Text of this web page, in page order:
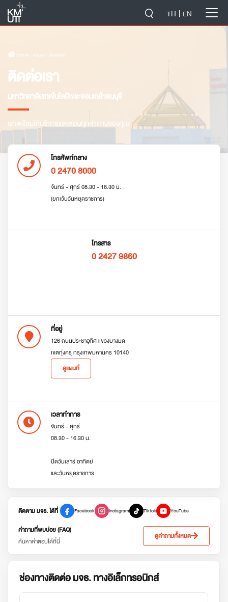
TH EN
Home › About › ติดต่อเรา
ติดต่อเรา
มหาวิทยาลัยเทคโนโลยีพระจอมเกล้าธนบุรี
เราพร้อมให้บริการและตอบทุกคำถามของคุณ
โทรศัพท์กลาง
0 2470 8000
จันทร์ - ศุกร์ 08.30 - 16.30 น.
(ยกเว้นวันหยุดราชการ)
โทรสาร
0 2427 9860
ที่อยู่
126 ถนนประชาอุทิศ แขวงบางมด
เขตทุ่งครุ กรุงเทพมหานคร 10140
ดูแผนที่
เวลาทำการ
จันทร์ - ศุกร์
08.30 - 16.30 น.
ปิดวันเสาร์ อาทิตย์
และวันหยุดราชการ
ติดตาม มจธ. ได้ที่ Facebook Instagram Tiktok YouTube
คำถามที่พบบ่อย (FAQ)
ค้นหาคำตอบได้ที่นี่
ดูคำถามทั้งหมด
ช่องทางติดต่อ มจธ. ทางอิเล็กทรอนิกส์